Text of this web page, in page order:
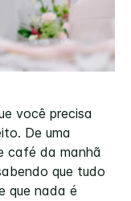
você precisa
De uma
café da manhã
que tudo
que nada é